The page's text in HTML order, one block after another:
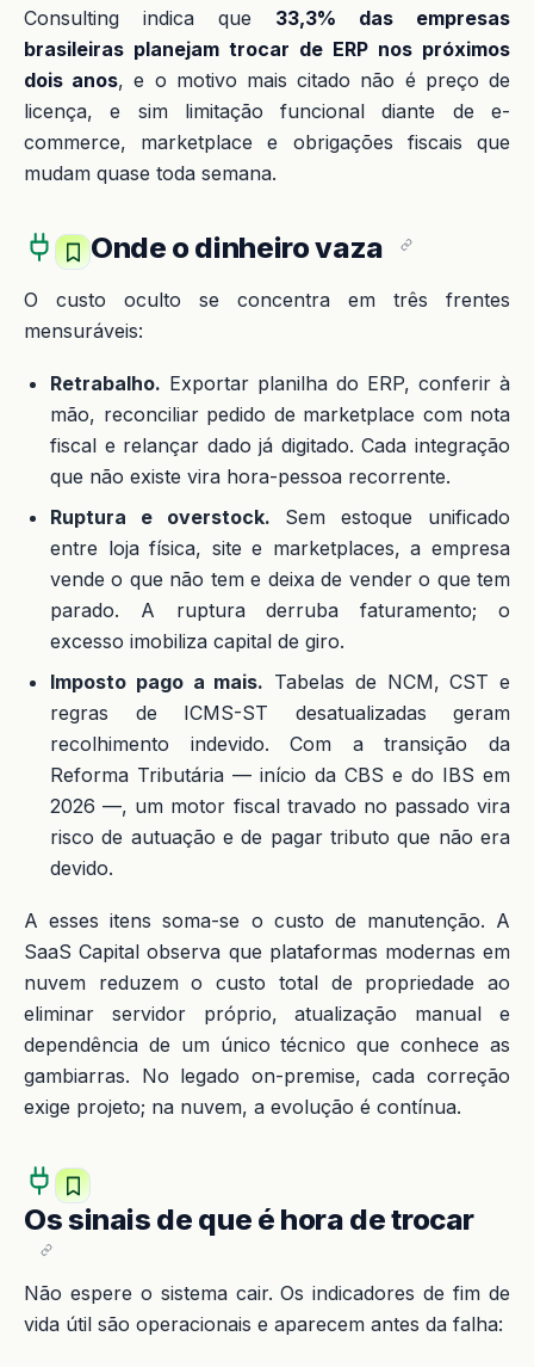
Consulting indica que 33,3% das empresas
brasileiras planejam trocar de ERP nos próximos
dois anos, e o motivo mais citado não é preço de
licença, e sim limitação funcional diante de e-
commerce, marketplace e obrigações fiscais que
mudam quase toda semana.
Onde o dinheiro vaza
O custo oculto se concentra em três frentes
mensuráveis:
Retrabalho. Exportar planilha do ERP, conferir à
mão, reconciliar pedido de marketplace com nota
fiscal e relançar dado já digitado. Cada integração
que não existe vira hora-pessoa recorrente.
Ruptura e overstock. Sem estoque unificado
entre loja física, site e marketplaces, a empresa
vende o que não tem e deixa de vender o que tem
parado. A ruptura derruba faturamento; o
excesso imobiliza capital de giro.
Imposto pago a mais. Tabelas de NCM, CST e
regras de ICMS-ST desatualizadas geram
recolhimento indevido. Com a transição da
Reforma Tributária — início da CBS e do IBS em
2026 —, um motor fiscal travado no passado vira
risco de autuação e de pagar tributo que não era
devido.
A esses itens soma-se o custo de manutenção. A
SaaS Capital observa que plataformas modernas em
nuvem reduzem o custo total de propriedade ao
eliminar servidor próprio, atualização manual e
dependência de um único técnico que conhece as
gambiarras. No legado on-premise, cada correção
exige projeto; na nuvem, a evolução é contínua.
Os sinais de que é hora de trocar
Não espere o sistema cair. Os indicadores de fim de
vida útil são operacionais e aparecem antes da falha: